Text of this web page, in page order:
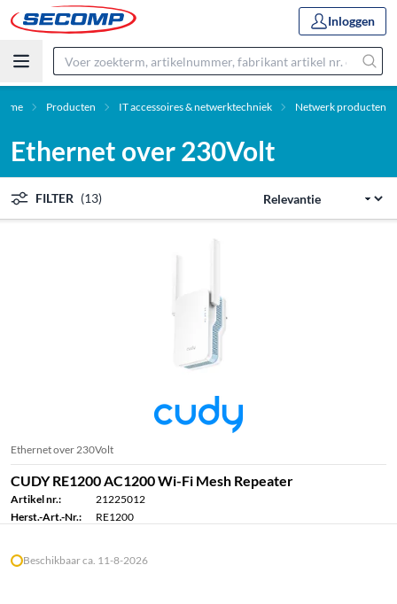
Inloggen
Producten IT accessoires & netwerktechniek Netwerk producten
Ethernet over 230Volt
FILTER (13)
Ethernet over 230Volt
CUDY RE1200 AC1200 Wi-Fi Mesh Repeater
Artikel nr.:
21225012
Herst.-Art.-Nr.:
RE1200
Beschikbaar ca. 11-8-2026